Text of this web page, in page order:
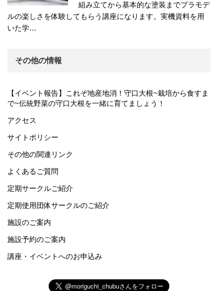
組み立てから基本的な塗装までプラモデ
ルの楽しさを体験してもらう講座になります。実機資料を用
いた学…
その他の情報
【イベント報告】これぞ地産地消！守口大根~栽培から食すま
で~伝統野菜の守口大根を一緒に育てましょう！
アクセス
サイトポリシー
その他の関連リンク
よくあるご質問
定期サークルご紹介
定期使用団体サークルのご紹介
施設のご案内
施設予約のご案内
講座・イベントへのお申込み